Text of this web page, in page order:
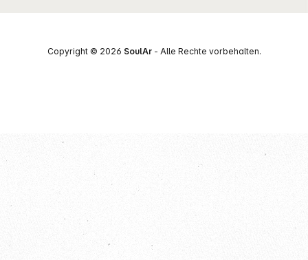
Copyright © 2026 SoulAr- Alle Rechte vorbehalten.